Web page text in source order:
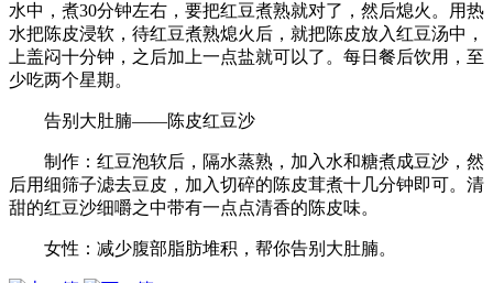
水中，煮30分钟左右，要把红豆煮熟就对了，然后熄火。用热
水把陈皮浸软，待红豆煮熟熄火后，就把陈皮放入红豆汤中，
上盖闷十分钟，之后加上一点盐就可以了。每日餐后饮用，至
少吃两个星期。
告别大肚腩——陈皮红豆沙
制作：红豆泡软后，隔水蒸熟，加入水和糖煮成豆沙，然
后用细筛子滤去豆皮，加入切碎的陈皮茸煮十几分钟即可。清
甜的红豆沙细嚼之中带有一点点清香的陈皮味。
女性：减少腹部脂肪堆积，帮你告别大肚腩。